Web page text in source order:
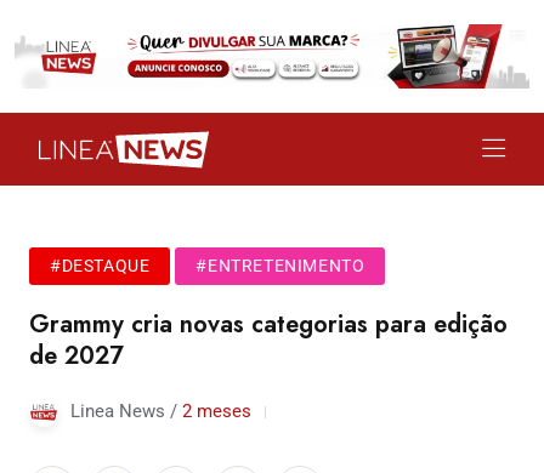
#DESTAQUE #ENTRETENIMENTO
Grammy cria novas categorias para edição
de 2027
Linea News / 2 meses